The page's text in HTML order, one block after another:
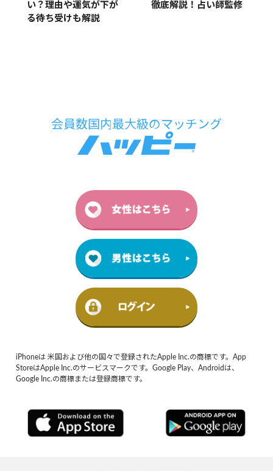
い？理由や運気が下が
る待ち受けも解説
徹底解説！占い師監修
iPhoneは 米国および他の国々で登録されたApple Inc.の商標です。App
StoreはApple Inc.のサービスマークです。Google Play、Androidは、
Google Inc.の商標または登録商標です。